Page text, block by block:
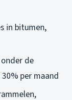
in bitumen,
de
per maand